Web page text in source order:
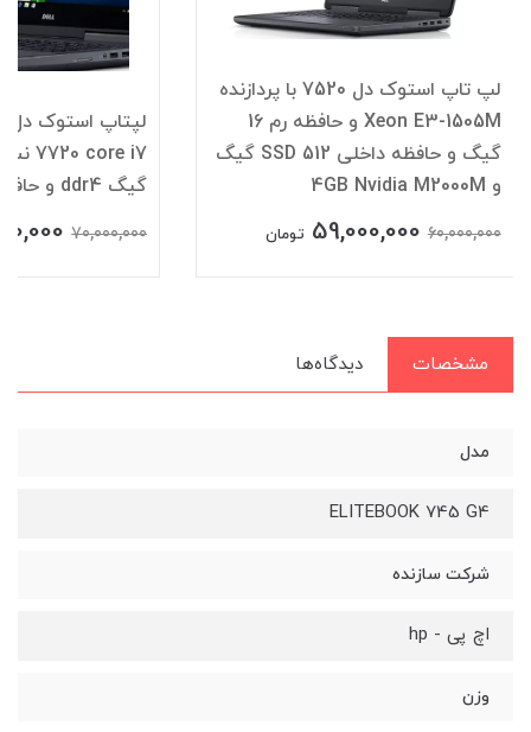
لپ تاپ استوک دل 7520 با پردازنده
Xeon E3-1505M و حافظه رم 16
گیگ و حافظه داخلی SSD 512 گیگ
و 4GB Nvidia M2000M
60,000,000
59,000,000 تومان
گیگ ddr4 و حافظه SSD 512 گیگ
70,000,000
مشخصات دیدگاه‌ها
مدل
ELITEBOOK 745 G4
شرکت سازنده
اچ پی - hp
وزن